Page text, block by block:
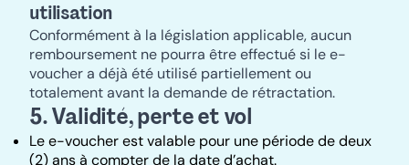
utilisation
Conformément à la législation applicable, aucun
remboursement ne pourra être effectué si le e-
voucher a déjà été utilisé partiellement ou
totalement avant la demande de rétractation.
5. Validité, perte et vol
Le e-voucher est valable pour une période de deux
(2) ans à compter de la date d’achat.